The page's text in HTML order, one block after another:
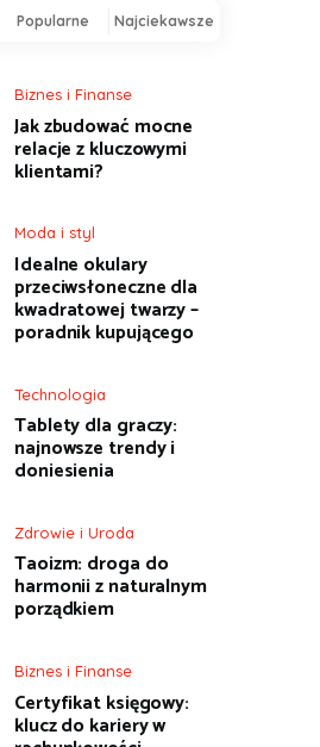
Popularne Najciekawsze
Biznes i Finanse
Jak zbudować mocne
relacje z kluczowymi
klientami?
Moda i styl
Idealne okulary
przeciwsłoneczne dla
kwadratowej twarzy –
poradnik kupującego
Technologia
Tablety dla graczy:
najnowsze trendy i
doniesienia
Zdrowie i Uroda
Taoizm: droga do
harmonii z naturalnym
porządkiem
Biznes i Finanse
Certyfikat księgowy:
klucz do kariery w